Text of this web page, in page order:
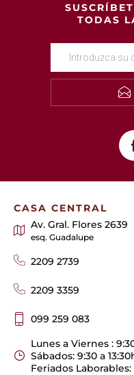
TODAS
CASA CENTRAL
Av. Gral. Flores 2639
esq. Guadalupe
2209 2739
2209 3359
099 259 083
Lunes a Viernes :
Sábados: 9:30 a
Feriados Laborables: